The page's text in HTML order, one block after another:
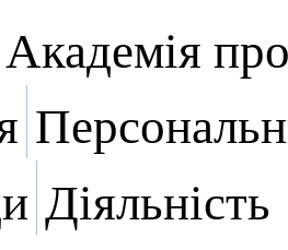
Академія
Діяльність